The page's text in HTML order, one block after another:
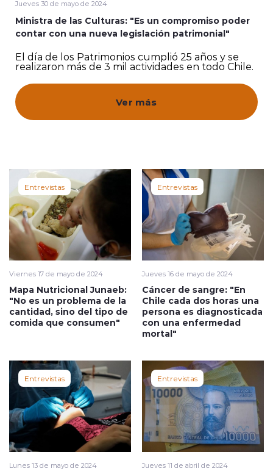
Quienes Somos
Jueves 30 de mayo de 2024
Ministra de las Culturas: "Es un compromiso poder
contar con una nueva legislación patrimonial"
El día de los Patrimonios cumplió 25 años y se
realizaron más de 3 mil actividades en todo Chile.
Ver más
Entrevistas
Viernes 17 de mayo de 2024
Mapa Nutricional Junaeb:
"No es un problema de la
cantidad, sino del tipo de
comida que consumen"
Entrevistas
Jueves 16 de mayo de 2024
Cáncer de sangre: "En
Chile cada dos horas una
persona es diagnosticada
con una enfermedad
mortal"
Entrevistas
Lunes 13 de mayo de 2024
Entrevistas
Jueves 11 de abril de 2024